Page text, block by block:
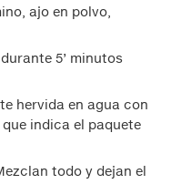
ajo en polvo,
5’ minutos
hervida en agua con
indica el paquete
todo y dejan el